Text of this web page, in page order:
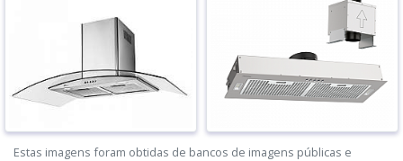
Estas imagens foram obtidas de bancos de imagens públicas e